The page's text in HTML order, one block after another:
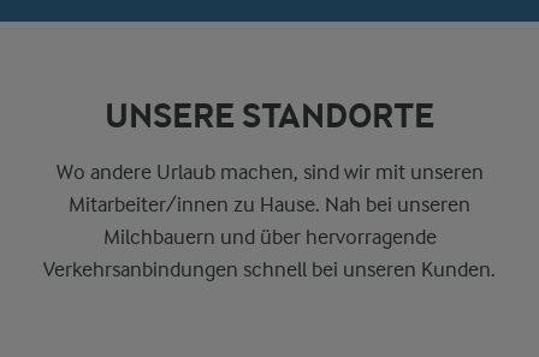
UNSERE STANDORTE
Wo andere Urlaub machen, sind wir mit unseren
Mitarbeiter/innen zu Hause. Nah bei unseren
Milchbauern und über hervorragende
Verkehrsanbindungen schnell bei unseren Kunden.